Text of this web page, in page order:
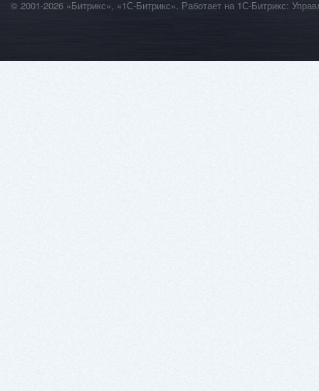
© 2001-2026 «Битрикс», «1С-Битрикс». Работает на 1С-Битрикс: